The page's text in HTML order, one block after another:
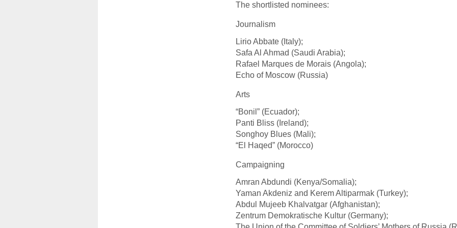
The shortlisted nominees:
Journalism
Lirio Abbate (Italy);
Safa Al Ahmad (Saudi Arabia);
Rafael Marques de Morais (Angola);
Echo of Moscow (Russia)
Arts
“Bonil” (Ecuador);
Panti Bliss (Ireland);
Songhoy Blues (Mali);
“El Haqed” (Morocco)
Campaigning
Amran Abdundi (Kenya/Somalia);
Yaman Akdeniz and Kerem Altiparmak (Turkey);
Abdul Mujeeb Khalvatgar (Afghanistan);
Zentrum Demokratische Kultur (Germany);